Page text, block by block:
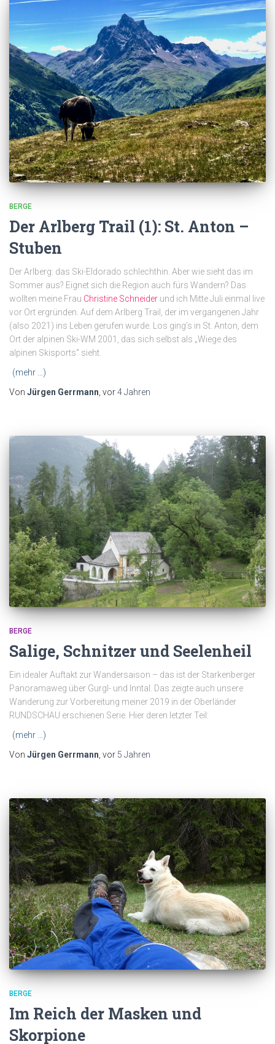
BERGE
Der Arlberg Trail (1): St. Anton –
Stuben
Der Arlberg: das Ski-Eldorado schlechthin. Aber wie sieht das im
Sommer aus? Eignet sich die Region auch fürs Wandern? Das
wollten meine Frau Christine Schneider und ich Mitte Juli einmal live
vor Ort ergründen. Auf dem Arlberg Trail, der im vergangenen Jahr
(also 2021) ins Leben gerufen wurde. Los ging’s in St. Anton, dem
Ort der alpinen Ski-WM 2001, das sich selbst als „Wiege des
alpinen Skisports“ sieht.
(mehr …)
Von Jürgen Gerrmann, vor4 Jahren
BERGE
Salige, Schnitzer und Seelenheil
Ein idealer Auftakt zur Wandersaison – das ist der Starkenberger
Panoramaweg über Gurgl- und Inntal. Das zeigte auch unsere
Wanderung zur Vorbereitung meiner 2019 in der Oberländer
RUNDSCHAU erschienen Serie. Hier deren letzter Teil:
(mehr …)
Von Jürgen Gerrmann , vor 5 Jahren
BERGE
Im Reich der Masken und
Skorpione